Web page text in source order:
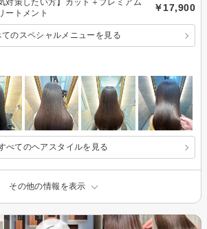
対策したい方】カット＋プレミアム
ートメント
￥17,900
てのスペシャルメニューを見る
べてのヘアスタイルを見る
その他の情報を表示